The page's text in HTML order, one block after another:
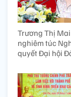
Trương Thị
nghiêm túc
quyết Đại hội